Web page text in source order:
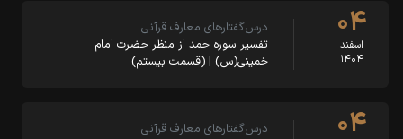
۰۴
اسفند
۱۴۰۴
درس‌گفتارهای معارف قرآنی
تفسیر سوره حمد از منظر حضرت امام
خمینی(س) | (قسمت بیستم)
۰۴
درس‌گفتارهای معارف قرآنی